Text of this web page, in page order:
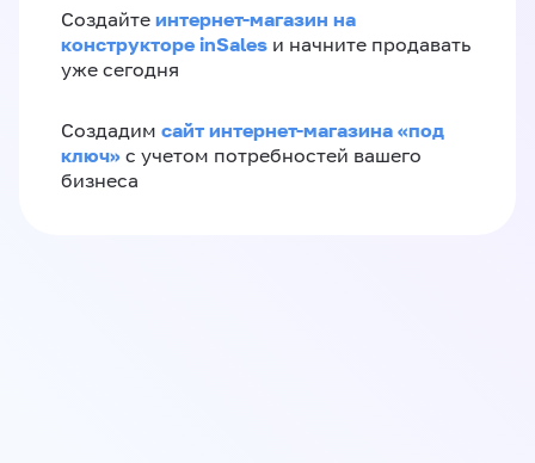
Создайте интернет-магазин на
конструкторе inSales и начните продавать
уже сегодня
Создадим сайт интернет-магазина «под
ключ» с учетом потребностей вашего
бизнеса